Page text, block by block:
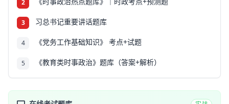
2
3 习总书记重要讲话题库
4 《党务工作基础知识》 考点+试题
5 《教育类时事政治》题库（答案+解析）